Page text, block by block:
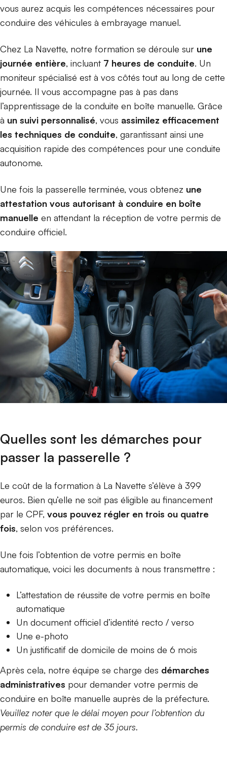
vous aurez acquis les compétences nécessaires pour
conduire des véhicules à embrayage manuel.
Chez La Navette, notre formation se déroule sur une
journée entière, incluant 7 heures de conduite. Un
moniteur spécialisé est à vos côtés tout au long de cette
journée. Il vous accompagne pas à pas dans
l’apprentissage de la conduite en boîte manuelle. Grâce
à un suivi personnalisé, vous assimilez efficacement
les techniques de conduite, garantissant ainsi une
acquisition rapide des compétences pour une conduite
autonome.
Une fois la passerelle terminée, vous obtenez une
attestation vous autorisant à conduire en boîte
manuelle en attendant la réception de votre permis de
conduire officiel.
Quelles sont les démarches pour
passer la passerelle ?
Le coût de la formation à La Navette s’élève à 399
euros. Bien qu’elle ne soit pas éligible au financement
par le CPF, vous pouvez régler en trois ou quatre
fois, selon vos préférences.
Une fois l’obtention de votre permis en boîte
automatique, voici les documents à nous transmettre :
L’attestation de réussite de votre permis en boîte
automatique
Un document officiel d’identité recto / verso
Une e-photo
Un justificatif de domicile de moins de 6 mois
Après cela, notre équipe se charge des démarches
administratives pour demander votre permis de
conduire en boîte manuelle auprès de la préfecture.
Veuillez noter que le délai moyen pour l’obtention du
permis de conduire est de 35 jours.